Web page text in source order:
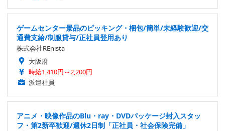
ゲームセンター景品のピッキング・梱包/簡単/未経験歓迎/交
通費支給/制服貸与/正社員登用あり
株式会社REnista
大阪府
時給1,410円～2,200円
派遣社員
アニメ・映像作品のBlu・ray・DVDパッケージ封入スタッ
フ・第2新卒歓迎/週休2日制「正社員・社会保険完備」